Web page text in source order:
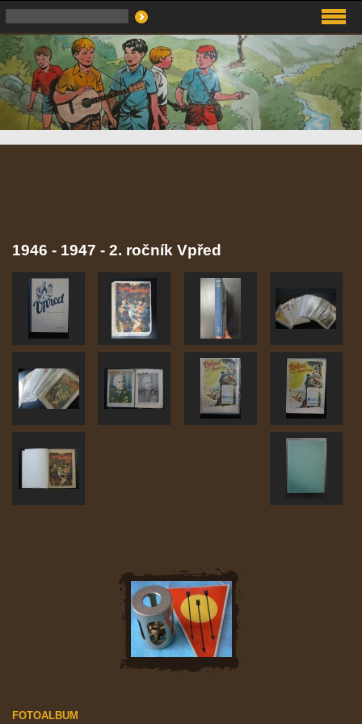
1946 - 1947 - 2. ročník Vpřed
FOTOALBUM